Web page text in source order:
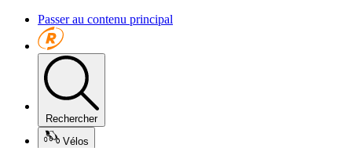
Passer au contenu principal
Rechercher
Vélos